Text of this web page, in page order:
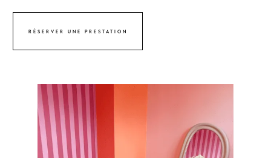
réserver une prestation